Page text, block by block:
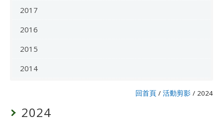
2017
2016
2015
2014
回首頁 / 活動剪影 / 2024
2024